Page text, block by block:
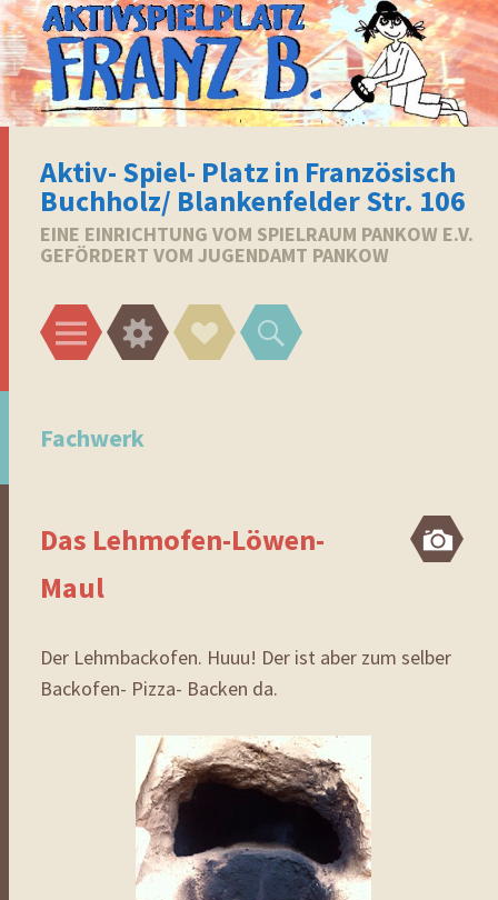
Aktiv- Spiel- Platz in Französisch
Buchholz/ Blankenfelder Str. 106
EINE EINRICHTUNG VOM SPIELRAUM PANKOW E.V.
GEFÖRDERT VOM JUGENDAMT PANKOW
Menü WidgetsSocial-
Links
Suchen
Fachwerk
Das Lehmofen-Löwen-
Maul
Der Lehmbackofen. Huuu! Der ist aber zum selber
Backofen- Pizza- Backen da.